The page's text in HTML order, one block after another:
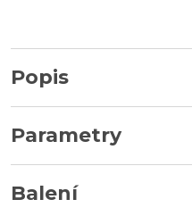
Popis
Parametry
Balení